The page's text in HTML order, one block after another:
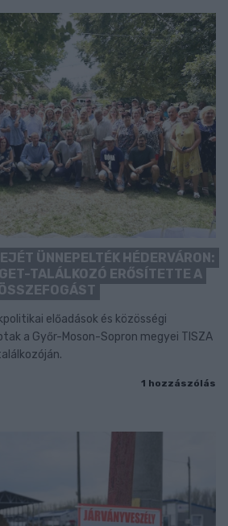
ÜNNEPELTÉK HÉDERVÁRON:
TALÁLKOZÓ ERŐSÍTETTE A
előadások és közösségi
a Győr-Moson-Sopron megyei TISZA
1 hozzászólás